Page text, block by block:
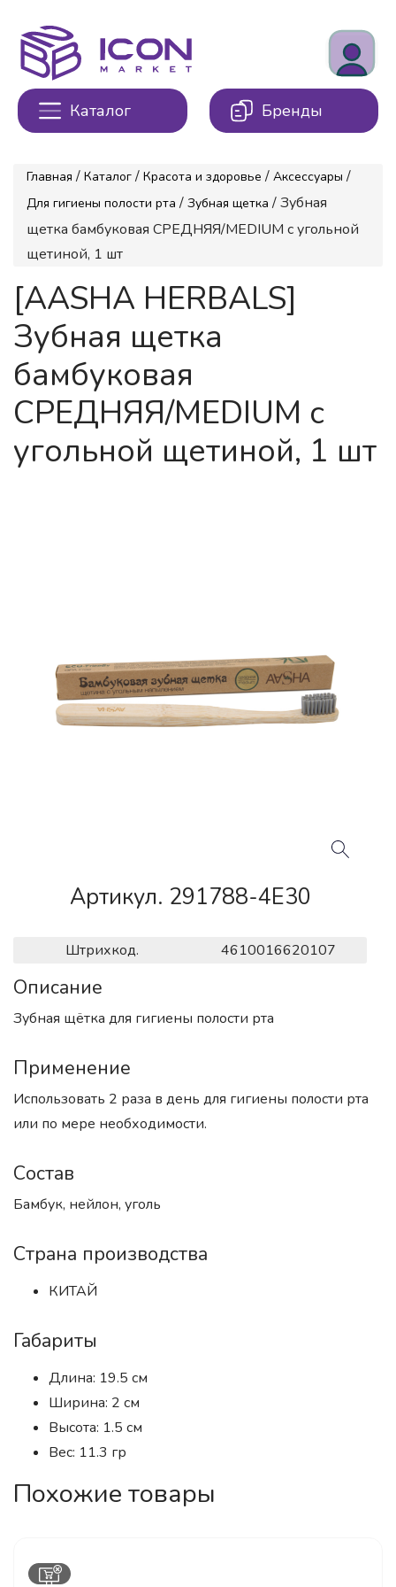
Каталог Бренды
Главная / Каталог / Красота и здоровье / Аксессуары /
Для гигиены полости рта / Зубная щетка / Зубная
щетка бамбуковая СРЕДНЯЯ/MEDIUM с угольной
щетиной, 1 шт
[AASHA HERBALS]
Зубная щетка
бамбуковая
СРЕДНЯЯ/MEDIUM с
угольной щетиной, 1 шт
Артикул. 291788-4E30
Штрихкод. 4610016620107
Описание
Зубная щётка для гигиены полости рта
Применение
Использовать 2 раза в день для гигиены полости рта
или по мере необходимости.
Состав
Бамбук, нейлон, уголь
Страна производства
КИТАЙ
Габариты
Длина: 19.5 см
Ширина: 2 см
Высота: 1.5 см
Вес: 11.3 гр
Похожие товары